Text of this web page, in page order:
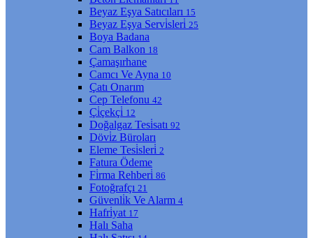
Beyaz Eşya Satıcıları 15
Beyaz Eşya Servi̇sleri̇ 25
Boya Badana
Cam Balkon 18
Çamaşırhane
Camcı Ve Ayna 10
Çatı Onarım
Cep Telefonu 42
Çi̇çekçi̇ 12
Doğalgaz Tesi̇satı 92
Dövi̇z Büroları
Eleme Tesi̇sleri̇ 2
Fatura Ödeme
Fi̇rma Rehberi̇ 86
Fotoğrafçı 21
Güvenli̇k Ve Alarm 4
Hafri̇yat 17
Halı Saha